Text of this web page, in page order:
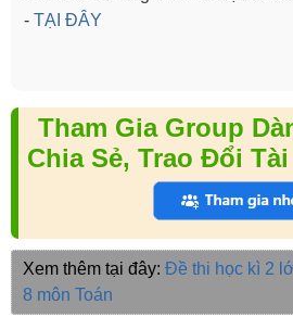
- TẠI ĐÂY
Tham Gia Group
Chia Sẻ, Trao Đổi
Xem thêm tại đây: Đề thi học kì 2
8 môn Toán